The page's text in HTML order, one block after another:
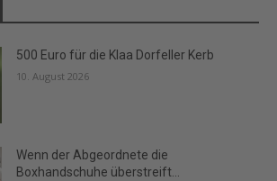
500 Euro für die Klaa Dorfeller Kerb
10. August 2026
Wenn der Abgeordnete die
Boxhandschuhe überstreift…